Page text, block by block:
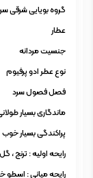
گروه بویایی شرقی
عطار
جنسیت مردانه
نوع عطر ادو پرفیوم
فصل فصول سرد
ماندگاری بسیار
پراکندگی بسیار خوب
رايحه اوليه : ترنج ،
رايحه ميانی : اسطو